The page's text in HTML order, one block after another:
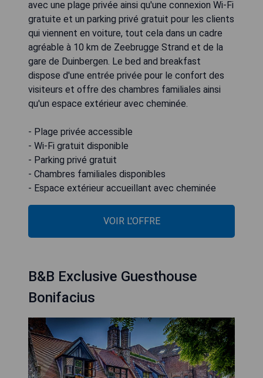
avec une plage privée ainsi qu'une connexion Wi-Fi
gratuite et un parking privé gratuit pour les clients
qui viennent en voiture, tout cela dans un cadre
agréable à 10 km de Zeebrugge Strand et de la
gare de Duinbergen. Le bed and breakfast
dispose d'une entrée privée pour le confort des
visiteurs et offre des chambres familiales ainsi
qu'un espace extérieur avec cheminée.
- Plage privée accessible
- Wi-Fi gratuit disponible
- Parking privé gratuit
- Chambres familiales disponibles
- Espace extérieur accueillant avec cheminée
VOIR L'OFFRE
B&B Exclusive Guesthouse
Bonifacius